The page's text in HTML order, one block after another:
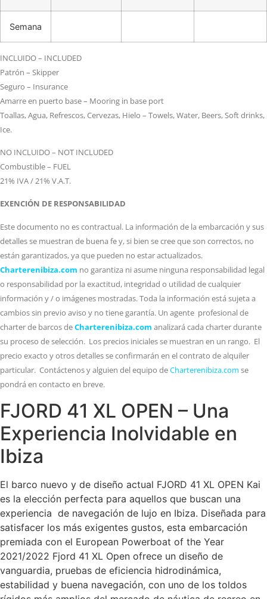
Semana
INCLUIDO – INCLUDED
Patrón – Skipper
Seguro – Insurance
Amarre en puerto base – Mooring in base port
Toallas, Agua, Refrescos, Cervezas, Hielo – Towels, Water, Beers, Soft drinks,
Ice.
NO INCLUIDO – NOT INCLUDED
Combustible – FUEL
21% IVA / 21% V.A.T.
EXENCIÓN DE RESPONSABILIDAD
Este documento no es contractual. La información de la embarcación y sus
detalles se muestran de buena fe y, si bien se cree que son correctos, no
están garantizados, ya que pueden no estar actualizados.
Charterenibiza.com no garantiza ni asume ninguna responsabilidad legal
o responsabilidad por la exactitud, integridad o utilidad de cualquier
información y / o imágenes mostradas. Toda la información está sujeta a
cambios sin previo aviso y no tiene garantía. Un agente profesional de
charter de barcos deCharterenibiza.com analizará cada charter durante
su proceso de selección. Los precios iniciales se muestran en un rango. El
precio exacto y otros detalles se confirmarán en el contrato de alquiler
particular. Contáctenos y alguien del equipo deCharterenibiza.com se
pondrá en contacto en breve.
FJORD 41 XL OPEN – Una
Experiencia Inolvidable en
Ibiza
El barco nuevo y de diseño actual FJORD 41 XL OPEN Kai
es la elección perfecta para aquellos que buscan una
experiencia de navegación de lujo en Ibiza. Diseñada para
satisfacer los más exigentes gustos, esta embarcación
premiada con el European Powerboat of the Year
2021/2022 Fjord 41 XL Open ofrece un diseño de
vanguardia, pruebas de eficiencia hidrodinámica,
estabilidad y buena navegación, con uno de los toldos